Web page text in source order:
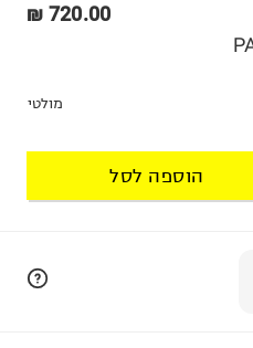
720.00 ₪
מולטי
הוספה לסל